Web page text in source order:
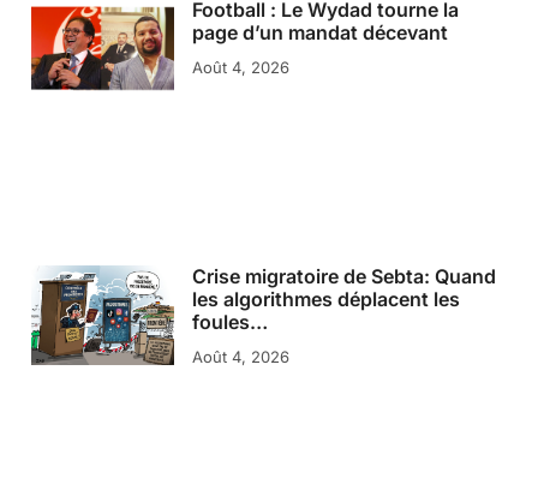
Football : Le Wydad tourne la
page d’un mandat décevant
Août 4, 2026
Crise migratoire de Sebta: Quand
les algorithmes déplacent les
foules…
Août 4, 2026